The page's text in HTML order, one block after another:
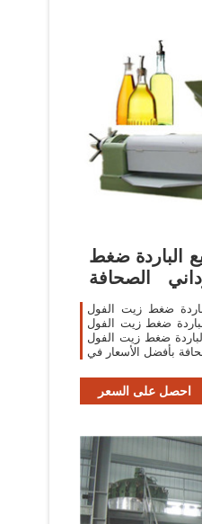
الباردة ضغط
الصحافة
والباردة
ضغط زيت الفول
ضغط زيت الفول
ضغط زيت الفول
بأفضل الأسعار في
احصل على السعر